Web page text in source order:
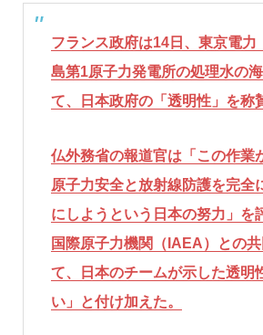
フランス政府は14日、東京電力
島第1原子力発電所の処理水の
て、日本政府の「透明性」を称
仏外務省の報道官は「この作業
原子力安全と放射線防護を完全
にしようという日本の努力」を
国際原子力機関（IAEA）との
て、日本のチームが示した透明
い」と付け加えた。